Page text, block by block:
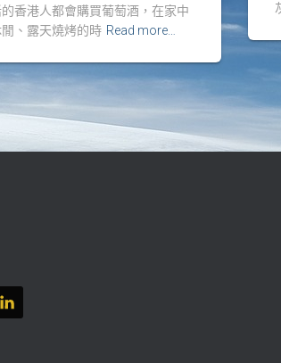
香港人都會購買葡萄酒，在家中
、露天燒烤的時 Read more…